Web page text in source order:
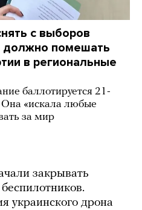
с выборов
должно помешать
в региональные
баллотируется 21-
«искала любые
за мир
закрывать
украинского дрона